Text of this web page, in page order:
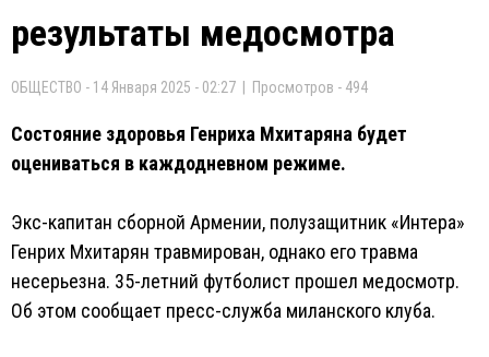
результаты медосмотра
ОБЩЕСТВО - 14 Января 2025 - 02:27 | Просмотров - 494
Состояние здоровья Генриха Мхитаряна будет
оцениваться в каждодневном режиме.
Экс-капитан сборной Армении, полузащитник «Интера»
Генрих Мхитарян травмирован, однако его травма
несерьезна. 35-летний футболист прошел медосмотр.
Об этом сообщает пресс-служба миланского клуба.